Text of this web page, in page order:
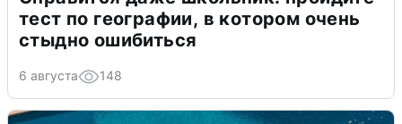
тест по географии, в котором очень
стыдно ошибиться
6 августа 148